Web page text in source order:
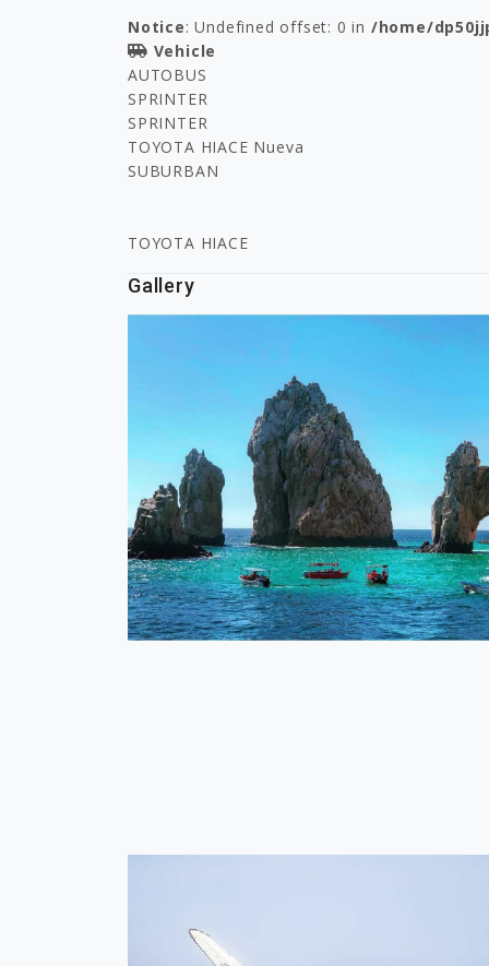
Notice: Undefined offset: 0 in /home/
Vehicle
AUTOBUS
SPRINTER
SPRINTER
TOYOTA HIACE Nueva
SUBURBAN
TOYOTA HIACE
Gallery